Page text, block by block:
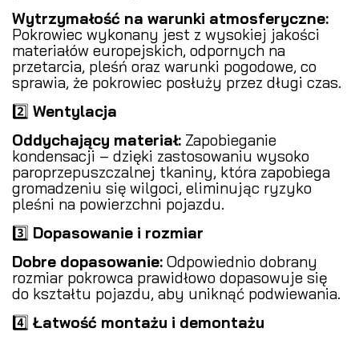
Wytrzymałość na warunki atmosferyczne:
Pokrowiec wykonany jest z wysokiej jakości
materiałów europejskich, odpornych na
przetarcia, pleśń oraz warunki pogodowe, co
sprawia, że pokrowiec posłuży przez długi czas.
2️⃣ Wentylacja
Oddychający materiał: Zapobieganie
kondensacji – dzięki zastosowaniu wysoko
paroprzepuszczalnej tkaniny, która zapobiega
gromadzeniu się wilgoci, eliminując ryzyko
pleśni na powierzchni pojazdu.
3️⃣ Dopasowanie i rozmiar
Dobre dopasowanie: Odpowiednio dobrany
rozmiar pokrowca prawidłowo dopasowuje się
do kształtu pojazdu, aby uniknąć podwiewania.
4️⃣ Łatwość montażu i demontażu